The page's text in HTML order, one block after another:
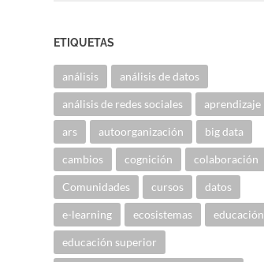
ETIQUETAS
análisis análisis de datos
análisis de redes sociales aprendizaje
ars autoorganización big data
cambios cognición colaboración
Comunidades cursos datos
e-learning ecosistemas educación
educación superior